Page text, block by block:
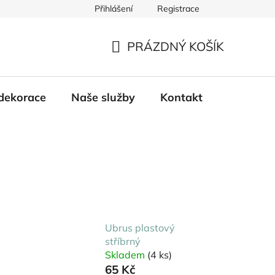
Přihlášení Registrace
KOŠÍK
PRÁZDNÝ KOŠÍK
Naše služby Kontakt
Ubrus plastový
stříbrný
Skladem (4 ks)
65 Kč